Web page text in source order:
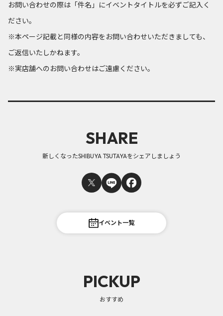
お問い合わせの際は「件名」にイベントタイトルを必ずご記入く
ださい。
※本ページ記載と同様の内容をお問い合わせいただきましても、
ご返信いたしかねます。
※実店舗へのお問い合わせはご遠慮ください。
SHARE
新しくなったSHIBUYA TSUTAYAをシェアしましょう
イベント一覧
PICKUP
おすすめ